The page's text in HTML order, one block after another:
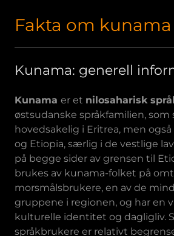
Fakta om kunama
Kunama: generell
Kunama er et nilosaharisk
østsudanske språkfamilien, som
hovedsakelig i Eritrea, men
og Etiopia, særlig i de vestlige
på begge sider av grensen til
brukes av kunama-folket på
morsmålsbrukere, en av de
gruppene i regionen, og har en
kulturelle identitet og dagligliv.
språkbrukere er relativt